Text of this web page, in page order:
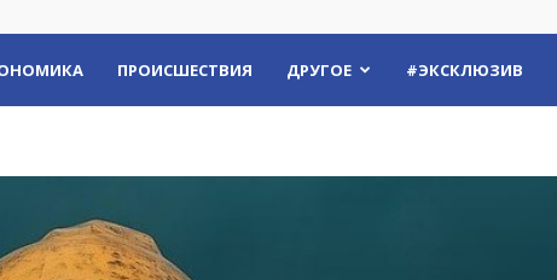
ПРОИСШЕСТВИЯ ДРУГОЕ #ЭКСКЛЮЗИВ